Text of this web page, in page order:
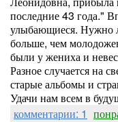
последние 43 года."
улыбающиеся. Нужно
больше, чем
были у жениха и
Разное случается на
старые альбомы и
Удачи нам всем в
комментарии: 1